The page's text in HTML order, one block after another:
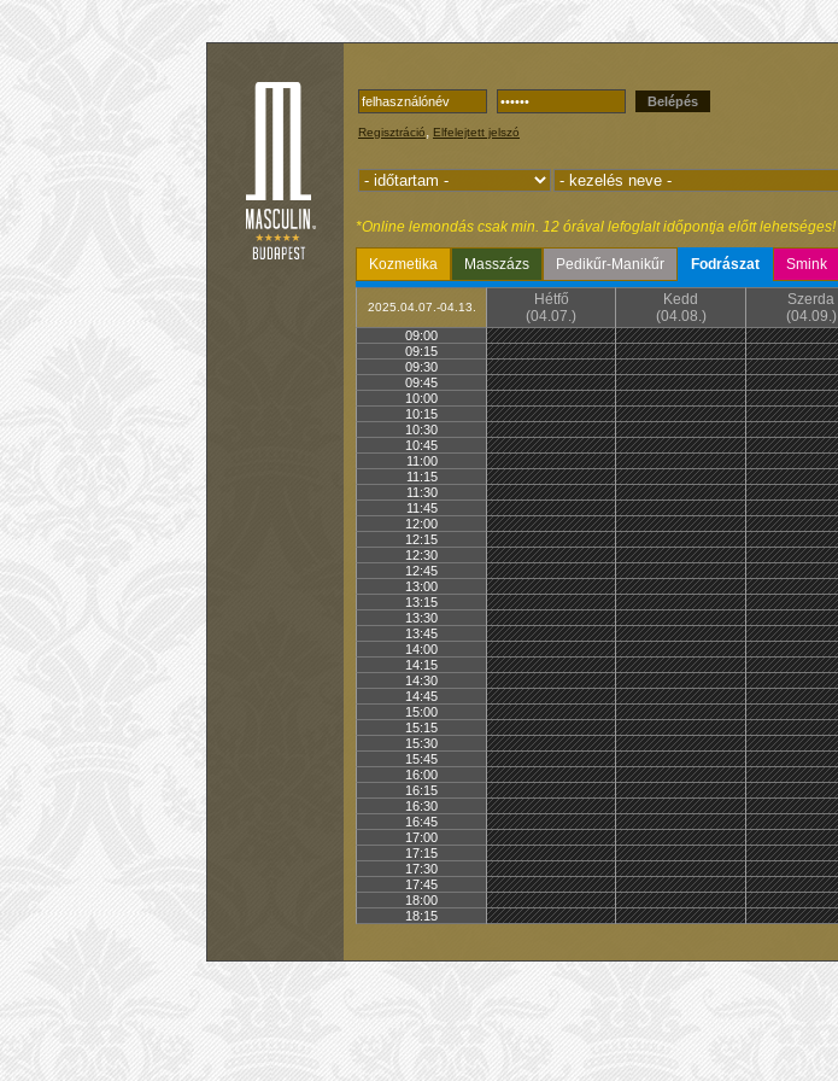
Belépés
Regisztráció, Elfelejtett jelszó
*Online lemondás csak min. 12 órával lefoglalt időpontja előtt lehetséges!
Kozmetika Masszázs Pedikűr-Manikűr Fodrászat Smink
2025.04.07.-04.13.
Hétfő
(04.07.)
Kedd
(04.08.)
Szerda
(04.09.)
09:00
09:15
09:30
09:45
10:00
10:15
10:30
10:45
11:00
11:15
11:30
11:45
12:00
12:15
12:30
12:45
13:00
13:15
13:30
13:45
14:00
14:15
14:30
14:45
15:00
15:15
15:30
15:45
16:00
16:15
16:30
16:45
17:00
17:15
17:30
17:45
18:00
18:15